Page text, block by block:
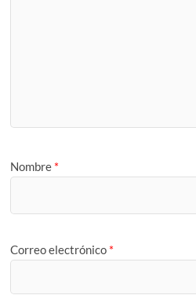
Nombre *
Correo electrónico *